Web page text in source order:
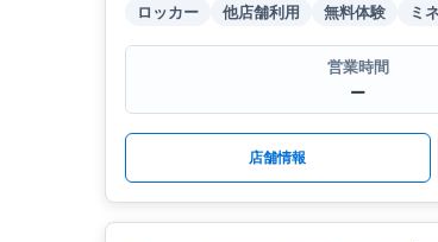
ロッカー
他店舗利用 無料体験 ミ
営業時間
ー
店舗情報